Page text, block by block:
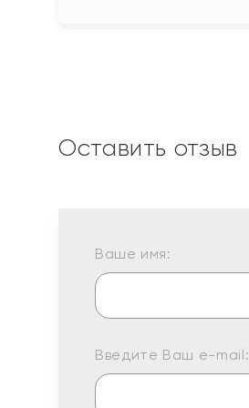
Оставить отзыв
Ваше имя:
Введите Ваш e-mail: